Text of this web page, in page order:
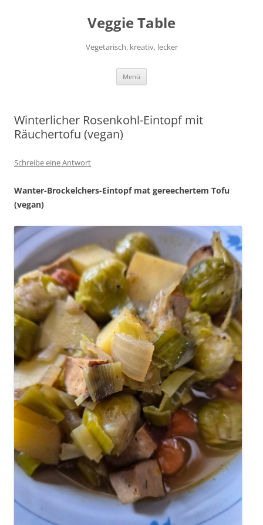
Veggie Table
Vegetarisch, kreativ, lecker
Menü
Winterlicher Rosenkohl-Eintopf mit
Räuchertofu (vegan)
Schreibe eine Antwort
Wanter-Brockelchers-Eintopf mat gereechertem Tofu
(vegan)